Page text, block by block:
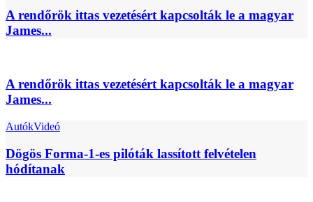
A rendőrök ittas vezetésért kapcsolták le a magyar
James...
A rendőrök ittas vezetésért kapcsolták le a magyar
James...
AutókVideó
Dögös Forma-1-es pilóták lassított felvételen
hódítanak